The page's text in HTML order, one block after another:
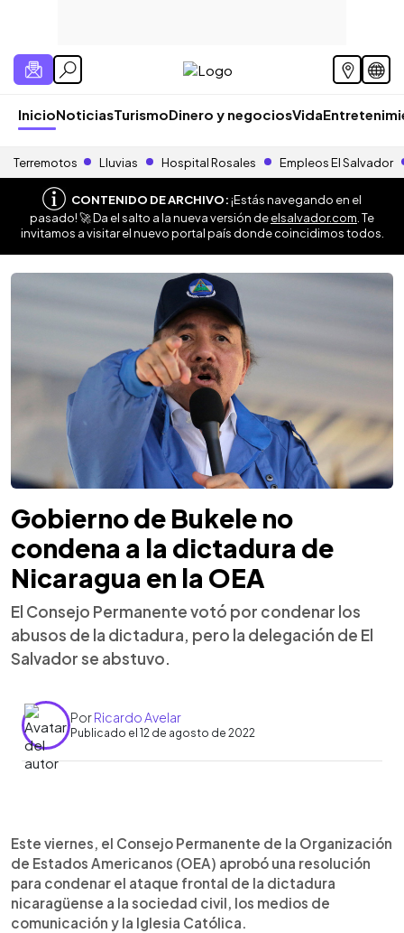
InicioNoticiasTurismoDinero y negociosVida
Terremotos Lluvias Hospital Rosales Empleos El Salvador
CONTENIDO DE ARCHIVO:¡Estás navegando en el
pasado! 🚀 Da el salto a la nueva versión deelsalvador.com . Te
invitamos a visitar el nuevo portal país donde coincidimos todos.
Gobierno de Bukele no
condena a la dictadura de
Nicaragua en la OEA
El Consejo Permanente votó por condenar los
abusos de la dictadura, pero la delegación de El
Salvador se abstuvo.
PorRicardo Avelar
Publicado el 12 de agosto de 2022
► Escuchar artículo
Este viernes, el Consejo Permanente de la Organización
de Estados Americanos (OEA) aprobó una resolución
para condenar el ataque frontal de la dictadura
nicaragüense a la sociedad civil, los medios de
comunicación y la Iglesia Católica.